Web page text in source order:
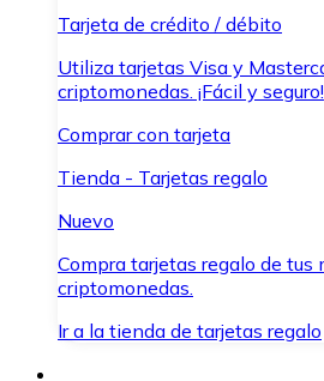
Tarjeta de crédito / débito
Utiliza tarjetas Visa y
criptomonedas. ¡Fácil y seguro!
Comprar con tarjeta
Tienda - Tarjetas regalo
Nuevo
Compra tarjetas regalo de tus
criptomonedas.
Ir a la tienda de tarjetas regalo